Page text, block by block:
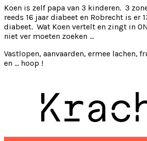
Koen is zelf papa van 3 kinderen. 3
reeds 16 jaar diabeet en Robrecht is er
diabeet. Wat Koen vertelt en zingt in
niet ver moeten zoeken …
Vastlopen, aanvaarden, ermee lachen,
en … hoop !